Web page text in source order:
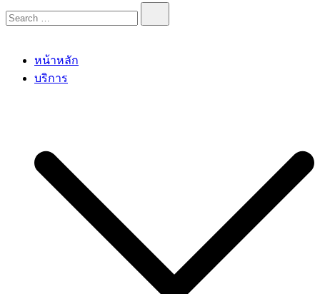
หน้าหลัก
บริการ